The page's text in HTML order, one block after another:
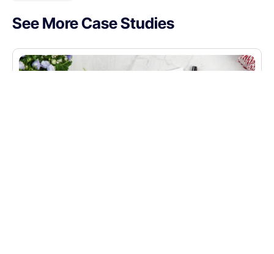
See More Case Studies